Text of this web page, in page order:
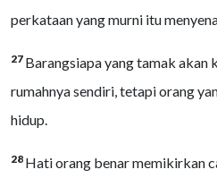
perkataan yang murni itu
27 Barangsiapa yang tamak akan
rumahnya sendiri, tetapi orang
hidup.
28 Hati orang benar memikirkan